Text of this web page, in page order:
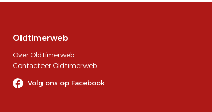
Oldtimerweb
Over Oldtimerweb
Contacteer Oldtimerweb
Volg ons op Facebook